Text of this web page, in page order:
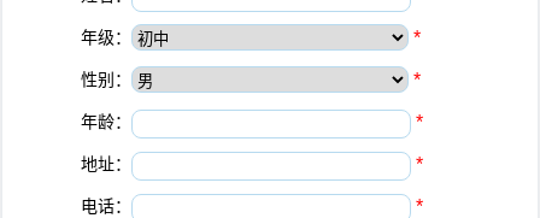
年级： *
性别： *
年龄： *
地址： *
电话： *